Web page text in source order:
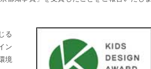
る
ン
境